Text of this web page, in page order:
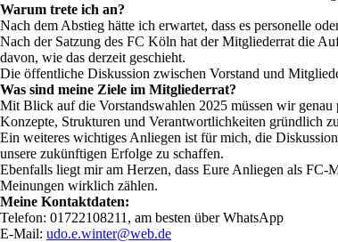
Warum trete ich an?
Nach dem Abstieg hätte ich erwartet, dass es personelle
Nach der Satzung des FC Köln hat der Mitgliederrat die
davon, wie das derzeit geschieht.
Die öffentliche Diskussion zwischen Vorstand und
Was sind meine Ziele im Mitgliederrat?
Mit Blick auf die Vorstandswahlen 2025 müssen wir
Konzepte, Strukturen und Verantwortlichkeiten gründlich
Ein weiteres wichtiges Anliegen ist für mich, die
unsere zukünftigen Erfolge zu schaffen.
Ebenfalls liegt mir am Herzen, dass Eure Anliegen als
Meinungen wirklich zählen.
Meine Kontaktdaten:
Telefon: 01722108211, am besten über WhatsApp
E-Mail: udo.e.winter@web.de